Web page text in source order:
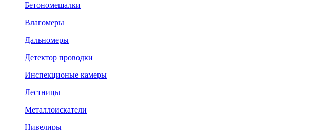
Бетономешалки
Влагомеры
Дальномеры
Детектор проводки
Инспекционые камеры
Лестницы
Металлоискатели
Нивелиры